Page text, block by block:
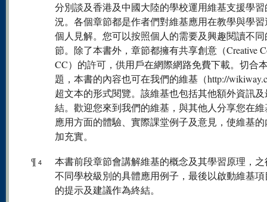
分別談及香港及中國大陸的學校運用維基支援學習
況。各個章節都是作者們對維基應用在教學與學
個人見解。您可以按照個人的需要及興趣閱讀不同
節。除了本書外，章節都擁有共享創意（Creative
CC）的許可，供用戶在網際網路免費下載。切合
題，本書的內容也可在我們的維基（http://
超文本的形式閱覽。該維基也包括其他額外資訊
結。歡迎您來到我們的維基，與其他人分享您在
應用方面的體驗、實際課堂例子及意見，使維基
加充實。
¶ 4
本書前段章節會講解維基的概念及其學習原理，
不同學校級別的具體應用例子，最後以啟動維基
的提示及建議作為終結。